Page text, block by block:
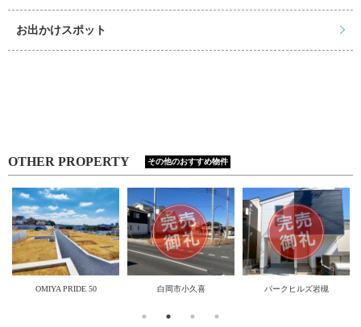
お出かけスポット
OTHER PROPERTY その他のおすすめ物件
OMIYA PRIDE 50 白岡市小久喜 パークヒルズ岩槻